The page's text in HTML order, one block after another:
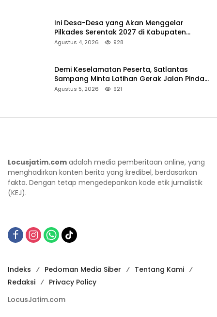
Ini Desa-Desa yang Akan Menggelar
Pilkades Serentak 2027 di Kabupaten
Sumenep
Agustus 4, 2026 928
Demi Keselamatan Peserta, Satlantas
Sampang Minta Latihan Gerak Jalan Pindah
ke Lokasi Aman
Agustus 5, 2026 921
Locusjatim.com adalah media pemberitaan online, yang
menghadirkan konten berita yang kredibel, berdasarkan
fakta. Dengan tetap mengedepankan kode etik jurnalistik
(KEJ).
Indeks Pedoman Media Siber
Tentang Kami
Redaksi
Privacy Policy
LocusJatim.com